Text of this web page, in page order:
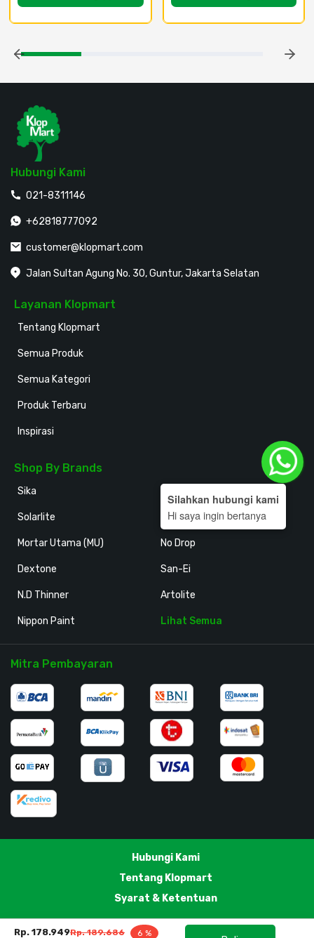
Rp. 178.949Rp. 189.686 6 %
Hubungi Kami
021-8311146
+62818777092
customer@klopmart.com
Jalan Sultan Agung No. 30, Guntur, Jakarta Selatan
Layanan Klopmart
Tentang Klopmart
Semua Produk
Semua Kategori
Produk Terbaru
Inspirasi
Shop By Brands
Sika
Solarlite
Mortar Utama (MU)
Dextone
N.D Thinner
Nippon Paint
Kansai Paint
No Drop
San-Ei
Artolite
Lihat Semua
Mitra Pembayaran
Hubungi Kami
Tentang Klopmart
Syarat & Ketentuan
Silahkan hubungi kami
Hi saya ingin bertanya